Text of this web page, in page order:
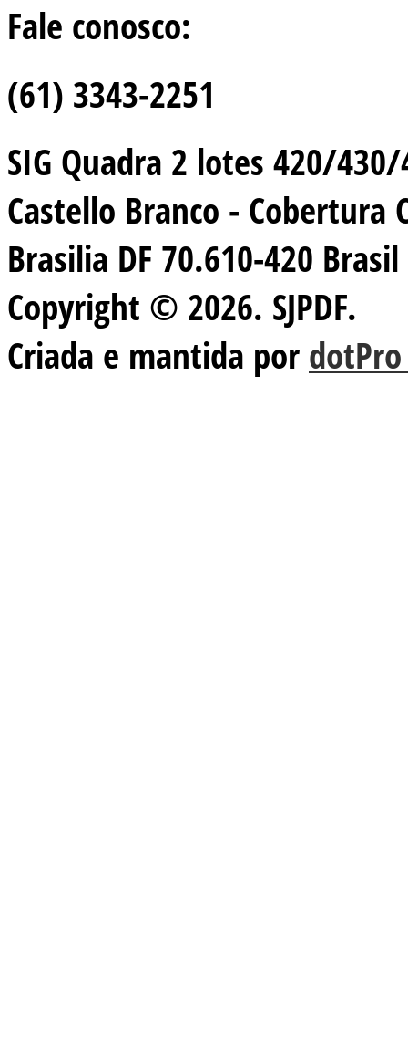
Fale conosco:
(61) 3343-2251
SIG Quadra 2 lotes 420/
Castello Branco - Cobertura
Brasilia DF 70.610-420 Brasil
Copyright © 2026. SJPDF.
Criada e mantida por